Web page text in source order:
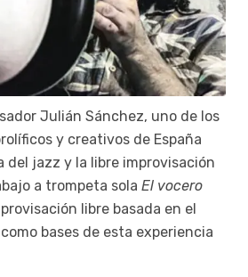
Julián Sánchez, uno de los
y creativos de España
del jazz y la libre improvisación
a trompeta sola El vocero
libre basada en el
bases de esta experiencia